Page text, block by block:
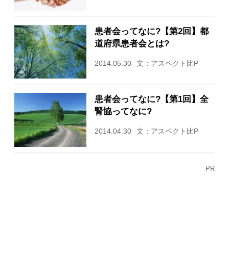
患者会ってなに?【第2回】都
道府県患者会とは?
2014.05.30 文：アスペクト比P
患者会ってなに?【第1回】全
腎協ってなに?
2014.04.30 文：アスペクト比P
PR